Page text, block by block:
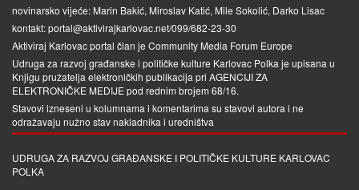
novinarsko vijeće: Marin Bakić, Miroslav Katić, Mile Sokolić, Darko Lisac
kontakt: portal@aktivirajkarlovac.net/099/682-23-30
Aktiviraj Karlovac portal član je Community Media Forum Europe
Udruga za razvoj građanske i političke kulture Karlovac Polka je upisana u
Knjigu pružatelja elektroničkih publikacija pri AGENCIJI ZA
ELEKTRONIČKE MEDIJEpod rednim brojem 68/16.
Stavovi izneseni u kolumnama i komentarima su stavovi autora i ne
odražavaju nužno stav nakladnika i uredništva
UDRUGA ZA RAZVOJ GRAĐANSKE I POLITIČKE KULTURE KARLOVAC
POLKA